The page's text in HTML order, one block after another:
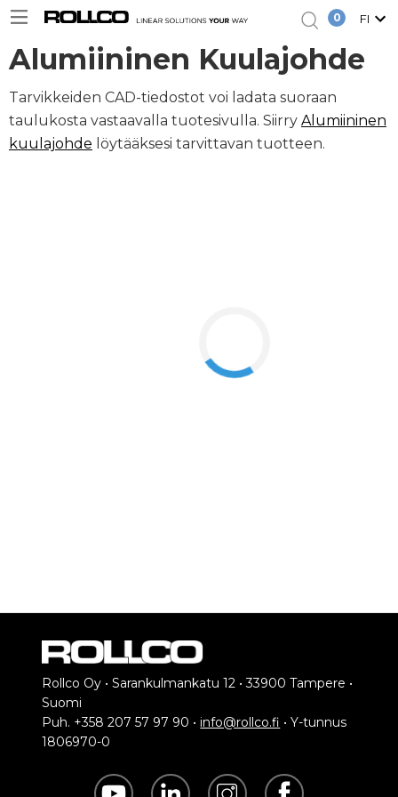
0 FI
Alumiininen Kuulajohde
Tarvikkeiden CAD-tiedostot voi ladata suoraan
taulukosta vastaavalla tuotesivulla. Siirry Alumiininen
kuulajohde löytääksesi tarvittavan tuotteen.
Rollco Oy • Sarankulmankatu 12 • 33900 Tampere •
Suomi
Puh. +358 207 57 97 90 •info@rollco.fi • Y-tunnus
1806970-0